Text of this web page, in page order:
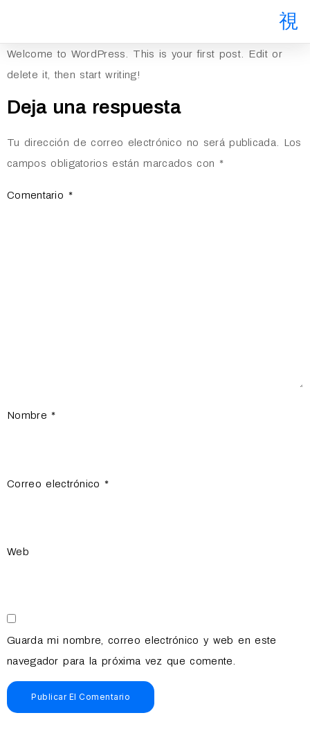
Welcome to WordPress. This is your first post. Edit or
delete it, then start writing!
Deja una respuesta
Tu dirección de correo electrónico no será publicada. Los
campos obligatorios están marcados con *
Comentario *
Nombre*
Correo electrónico*
Web
Guarda mi nombre, correo electrónico y web en este
navegador para la próxima vez que comente.